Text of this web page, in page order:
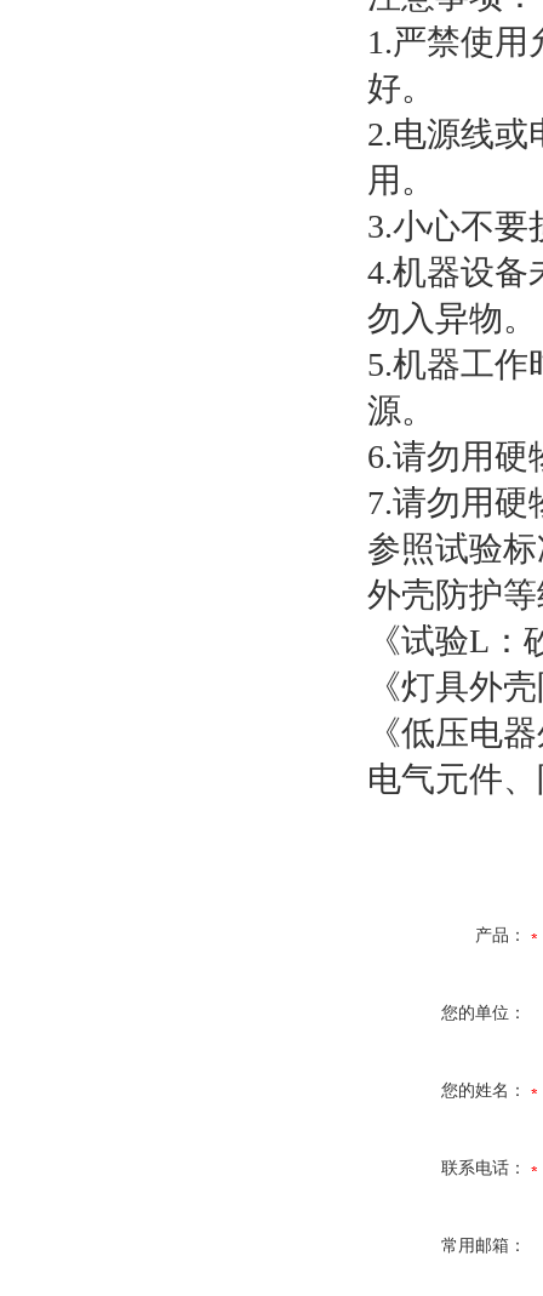
1.严禁使
好。
2.电源线或
用。
3.小心不要
4.机器设备
勿入异物。
5.机器工作
源。
6.请勿用硬
7.请勿用硬
参照试验
外壳防护等
《试验L：
《灯具外
《低压电
电气元件
产品：
您的单位：
您的姓名：
联系电话：
常用邮箱：